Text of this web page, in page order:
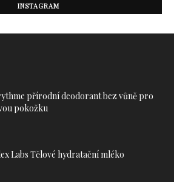
INSTAGRAM
přírodní deodorant bez vůně pro
pokožku
Labs Tělové hydratační mléko